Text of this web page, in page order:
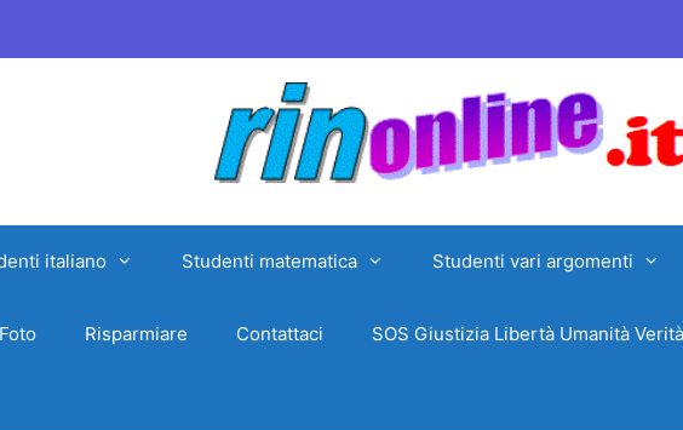
italiano Studenti matematica Studenti vari argomenti
Foto Risparmiare Contattaci SOS Giustizia Libertà Umanità Verità